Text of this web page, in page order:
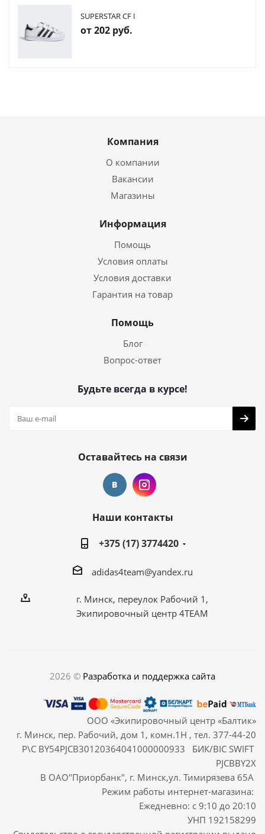
SUPERSTAR CF I
от202 руб.
Компания
О компании
Вакансии
Магазины
Информация
Помощь
Условия оплаты
Условия доставки
Гарантия на товар
Помощь
Блог
Вопрос-ответ
Будьте всегда в курсе!
Оставайтесь на связи
Наши контакты
+375 (17) 3774420
adidas4team@yandex.ru
г. Минск, переулок Рабочий 1,
Экипировочный центр 4TEAM
2026 © Разработка и поддержка сайта
ООО «Экипировочный центр «Балтик»
г. Минск, пер. Рабочий, дом 1, комн.1Н , тел. 377-44-20
Р\С BY54PJCB30120364041000000933 БИК/BIC SWIFT
PJCBBY2X
В ОАО"Приорбанк", г. Минск,ул. Тимирязева 65А
Режим работы интернет-магазина:
Ежедневно: с 9:10 до 20:10
УНП 192158299